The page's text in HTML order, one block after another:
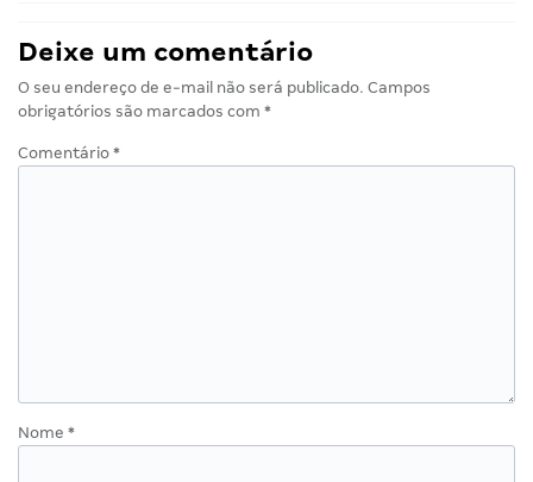
Deixe um comentário
O seu endereço de e-mail não será publicado. Campos
obrigatórios são marcados com *
Comentário *
Nome *